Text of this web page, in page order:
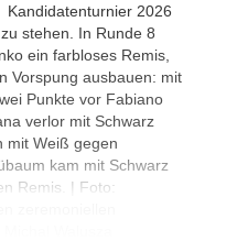
Kandidatenturnier 2026
stehen. In Runde 8
ein farbloses Remis,
Vorspung ausbauen: mit
Punkte vor Fabiano
verlor mit Schwarz
mit Weiß gegen
kam mit Schwarz
Remis. | Foto: